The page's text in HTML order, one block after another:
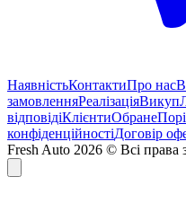
НаявністьКонтактиПро нас
замовленняРеалізаціяВикуп
відповідіКлієнтиОбране
конфіденційностіДоговір
Fresh Auto 2026 © Всі права